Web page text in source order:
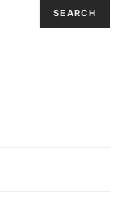
SEARCH